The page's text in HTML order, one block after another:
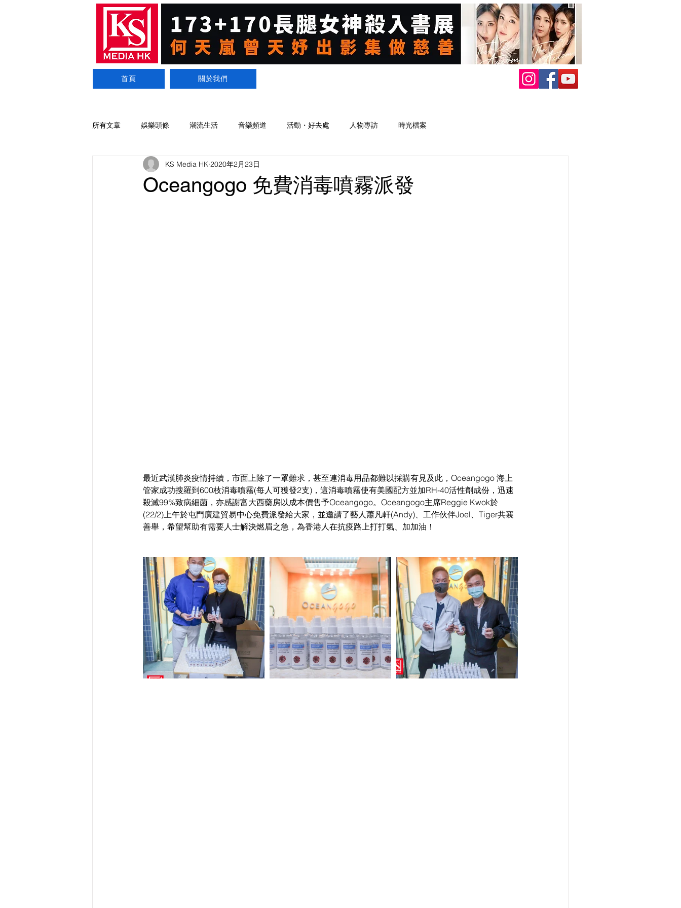
首頁 關於我們
所有文章 娛樂頭條 潮流生活 音樂頻道 活動・好去處 人物專訪 時光檔案
Oceangogo 免費消毒噴霧派發
KS Media HK 2020年2月23日
最近武漢肺炎疫情持續，市面上除了一罩難求，甚至連消毒用品都難以採購有見及此，Oceangogo 海上
管家成功搜羅到600枝消毒噴霧(每人可獲發2支)，這消毒噴霧使有美國配方並加RH-40活性劑成份，迅速
殺滅99%致病細菌，亦感謝富大西藥房以成本價售予Oceangogo。Oceangogo主席Reggie Kwok於
(22/2)上午於屯門廣建貿易中心免費派發給大家，並邀請了藝人蕭凡軒(Andy)、工作伙伴Joel、Tiger共襄
善舉，希望幫助有需要人士解決燃眉之急，為香港人在抗疫路上打打氣、加加油！